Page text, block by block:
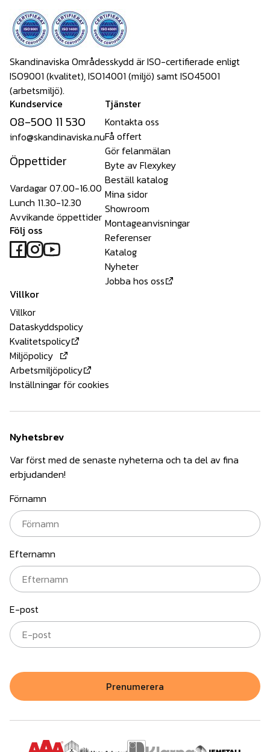
Skandinaviska Områdesskydd är ISO-certifierade enligt
ISO9001 (kvalitet), ISO14001 (miljö) samt ISO45001
(arbetsmiljö).
Kundservice
08-500 11 530
info@skandinaviska.nu
Öppettider
Vardagar 07.00-16.00
Lunch 11.30-12.30
Avvikande öppettider
Följ oss
Tjänster
Kontakta oss
Få offert
Gör felanmälan
Byte av Flexykey
Beställ katalog
Mina sidor
Showroom
Montageanvisningar
Referenser
Katalog
Nyheter
Jobba hos oss
Villkor
Villkor
Dataskyddspolicy
Kvalitetspolicy
Miljöpolicy
Arbetsmiljöpolicy
Inställningar för cookies
Nyhetsbrev
Var först med de senaste nyheterna och ta del av fina
erbjudanden!
Förnamn
Efternamn
E-post
Prenumerera